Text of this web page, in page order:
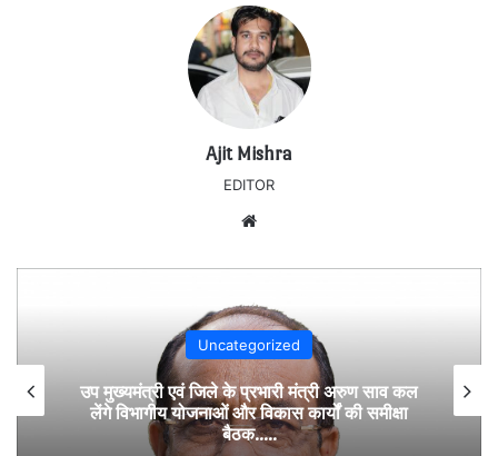
Ajit Mishra
EDITOR
Uncategorized
उप मुख्यमंत्री एवं जिले के प्रभारी मंत्री अरुण साव कल
लेंगे विभागीय योजनाओं और विकास कार्यों की समीक्षा
बैठक…..